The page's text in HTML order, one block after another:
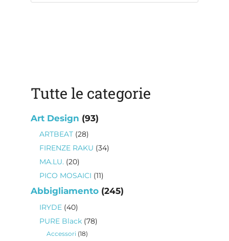
Tutte le categorie
Art Design 9393
ARTBEAT 2828
prodotti
FIRENZE RAKU 3434
MA.LU. 2020
prodotti
PICO MOSAICI 1111
Abbigliamento 245245
IRYDE 4040
prodotti
PURE Black 7878
Accessori 1818